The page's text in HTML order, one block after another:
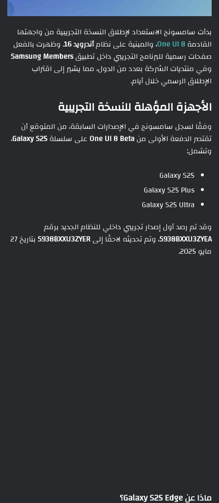
بدأت سامسونج الاستعداد لإطلاق النسخة التجريبية من واجهتها
القادمةOne UI 8، والمبنية على نظامأندرويد 16 . وظهرت بالفعل
صفحات رسمية للبرنامج التجريبي داخل تطبيقSamsung Members
وفي منتديات الشركة بعدد من الدول، مما يشير إلى اقتراب
الإطلاق الرسمي خلال أيام.
الأجهزة المؤهلة للنسخة التجريبية
وفقًا لسجل سامسونج في الإصدارات السابقة، من المتوقع أن
تقتصر الدفعة الأولى منOne UI 8 Beta على سلسلةGalaxy S25،
وتشمل:
Galaxy S25
Galaxy S25 Plus
Galaxy S25 Ultra
وقد تم رصد أول إصدار تجريبي داخلي للنظام الجديد برقم
S938BXXU3ZYEA، وتم تحديثه لاحقًا إلىS938BXXU3ZYER
بتاريخ 27
مايو 2025.
ماذا عن Galaxy S25 Edge؟